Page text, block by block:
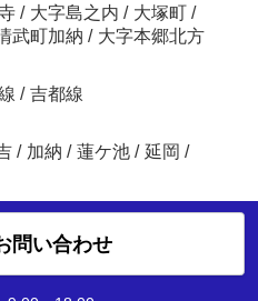
/ 大字島之内 / 大塚町 /
武町加納 / 大字本郷北方
/ 吉都線
/ 加納 / 蓮ケ池 / 延岡 /
問い合わせ